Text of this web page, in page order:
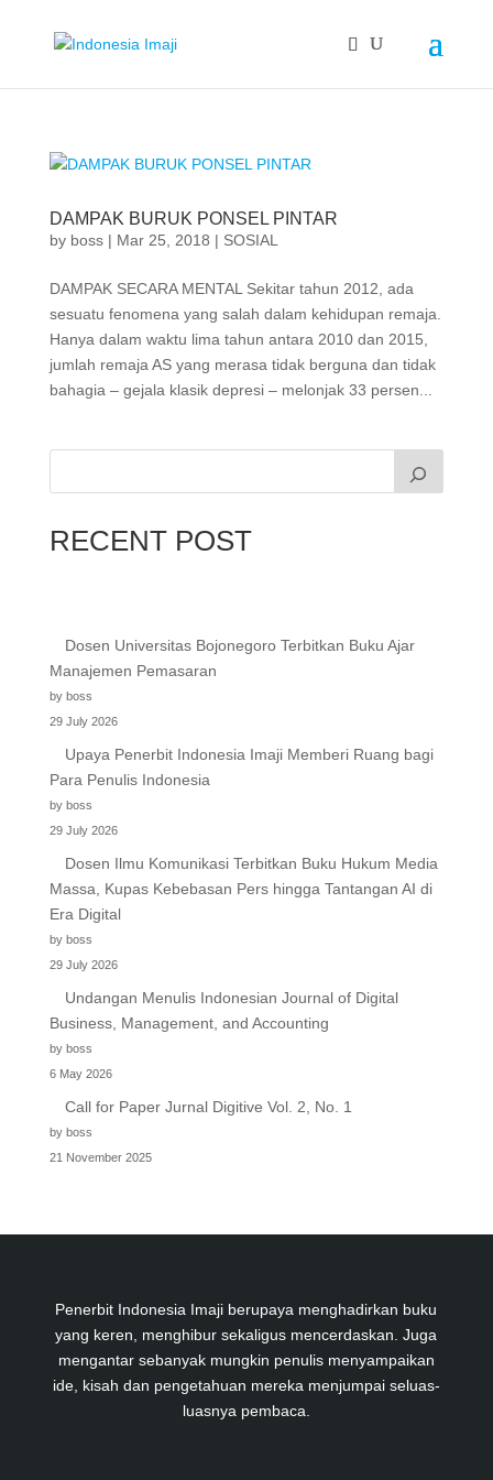
DAMPAK BURUK PONSEL PINTAR
by boss| Mar 25, 2018 | SOSIAL
DAMPAK SECARA MENTAL Sekitar tahun 2012, ada
sesuatu fenomena yang salah dalam kehidupan remaja.
Hanya dalam waktu lima tahun antara 2010 dan 2015,
jumlah remaja AS yang merasa tidak berguna dan tidak
bahagia – gejala klasik depresi – melonjak 33 persen...
RECENT POST
Dosen Universitas Bojonegoro Terbitkan Buku Ajar
Manajemen Pemasaran
by boss
29 July 2026
Upaya Penerbit Indonesia Imaji Memberi Ruang bagi
Para Penulis Indonesia
by boss
29 July 2026
Dosen Ilmu Komunikasi Terbitkan Buku Hukum Media
Massa, Kupas Kebebasan Pers hingga Tantangan AI di
Era Digital
by boss
29 July 2026
Undangan Menulis Indonesian Journal of Digital
Business, Management, and Accounting
by boss
6 May 2026
Call for Paper Jurnal Digitive Vol. 2, No. 1
by boss
21 November 2025
Penerbit Indonesia Imaji berupaya menghadirkan buku
yang keren, menghibur sekaligus mencerdaskan. Juga
mengantar sebanyak mungkin penulis menyampaikan
ide, kisah dan pengetahuan mereka menjumpai seluas-
luasnya pembaca.